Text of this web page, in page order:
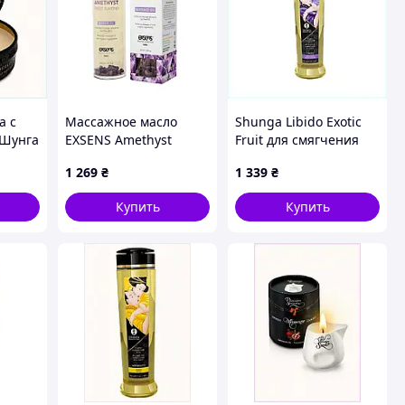
с
Массажное масло
EXSENS Amethyst
(расслабляющее с
аметистом) 100мл,
натуральное
1 269 ₴
Купить
Shunga Libido Exotic
Fruit для смягчения
8E7K37K775
1 339 ₴
Купить